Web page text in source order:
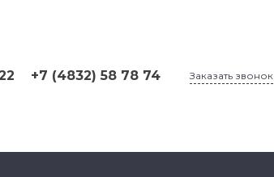
+7 (4832) 58 78 74 Заказать звонок